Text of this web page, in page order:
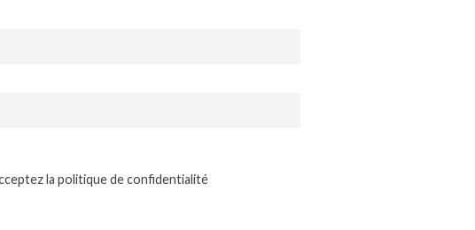
la politique de confidentialité